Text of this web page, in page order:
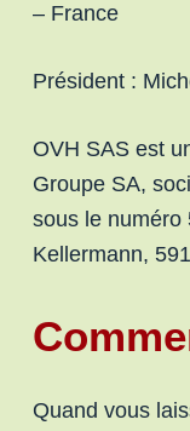
– France
Président :
OVH SAS est
Groupe SA,
sous le numéro
Kellermann,
Quand vous